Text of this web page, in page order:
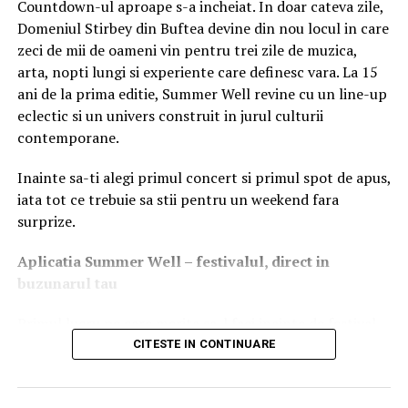
modul diplomat de abordare pot face diferența între un
proces tensionat și o soluționare amiabilă.
Cu cât avocatul gestionează mai bine dialogul, cu atât
cresc șansele de a evita un proces lung și costisitor.
Empatie și răbdare
profund umană. Clienții trec printr-un amestec de
emoții: furie, tristețe, confuzie sau anxietate.
Un avocat empatic și răbdător va înțelege aceste trăiri și
grăbi deciziile.
Reputație și recomandări
Countdown-ul aproape s-a incheiat. In doar cateva zile,
Domeniul Stirbey din Buftea devine din nou locul in care
zeci de mii de oameni vin pentru trei zile de muzica,
arta, nopti lungi si experiente care definesc vara. La 15
ani de la prima editie, Summer Well revine cu un line-up
eclectic si un univers construit in jurul culturii
contemporane.
Inainte sa-ti alegi primul concert si primul spot de apus,
iata tot ce trebuie sa stii pentru un weekend fara
surprize.
Aplicatia Summer Well– festivalul, direct in
buzunarul tau
este sa descarci aplicatia Summer Well, disponibila in
CITESTE IN CONTINUARE